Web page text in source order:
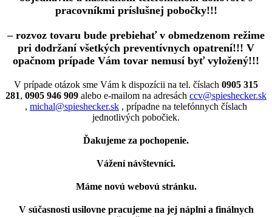
pracovníkmi príslušnej pobočky!!!
– rozvoz tovaru bude prebiehať v obmedzenom režime
pri dodržaní všetkých preventívnych opatrení!!! V
opačnom prípade Vám tovar nemusí byť vyložený!!!
V prípade otázok sme Vám k dispozícii na tel. číslach 0905 315
281, 0905 946 909 alebo e-mailom na adresách ccv@spieshecker.sk
, michal@spieshecker.sk , prípadne na telefónnych číslach
jednotlivých pobočiek.
Ďakujeme za pochopenie.
Vážení návštevníci.
Máme novú webovú stránku.
V súčasnosti usilovne pracujeme na jej náplni a finálnych